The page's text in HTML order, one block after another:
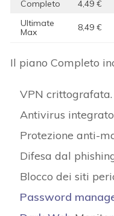
Completo
4,49 €
Ultimate
Max
8,49 €
Il piano Completo
VPN crittografata.
Antivirus
Protezione anti-
Difesa dal
Blocco dei siti
Password